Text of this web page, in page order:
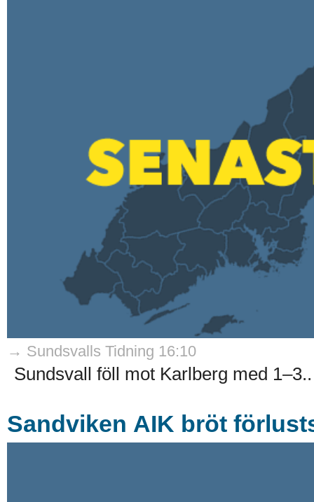
→ Sundsvalls Tidning 16:10
Sundsvall föll mot Karlberg med 1–3..
Sandviken AIK bröt